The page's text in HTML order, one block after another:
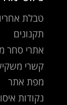
טבלת
תקנונים
אתרי סחר
קשרי
מפת אתר
נקודות